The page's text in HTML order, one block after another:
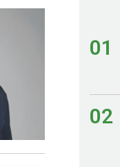
01
02